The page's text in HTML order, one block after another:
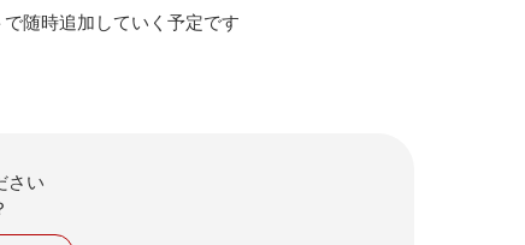
随時追加していく予定です
さい